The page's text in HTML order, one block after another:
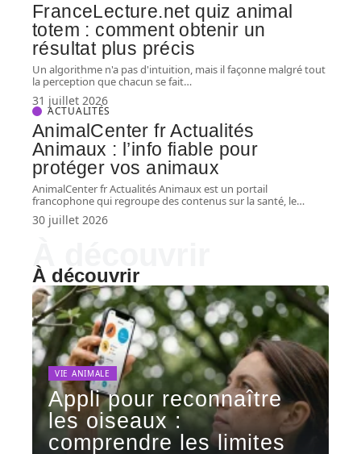
FranceLecture.net quiz animal
totem : comment obtenir un
résultat plus précis
Un algorithme n'a pas d'intuition, mais il façonne malgré tout
la perception que chacun se fait…
31 juillet 2026
ACTUALITÉS
AnimalCenter fr Actualités
Animaux : l’info fiable pour
protéger vos animaux
AnimalCenter fr Actualités Animaux est un portail
francophone qui regroupe des contenus sur la santé, le…
30 juillet 2026
À découvrir
VIE ANIMALE
Appli pour reconnaître
les oiseaux :
comprendre les limites